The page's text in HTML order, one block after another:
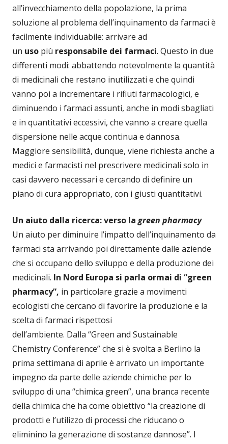
all’invecchiamento della popolazione, la prima
soluzione al problema dell’inquinamento da farmaci è
facilmente individuabile: arrivare ad
un uso più responsabile dei farmaci. Questo in due
differenti modi: abbattendo notevolmente la quantità
di medicinali che restano inutilizzati e che quindi
vanno poi a incrementare i rifiuti farmacologici, e
diminuendo i farmaci assunti, anche in modi sbagliati
e in quantitativi eccessivi, che vanno a creare quella
dispersione nelle acque continua e dannosa.
Maggiore sensibilità, dunque, viene richiesta anche a
medici e farmacisti nel prescrivere medicinali solo in
casi davvero necessari e cercando di definire un
piano di cura appropriato, con i giusti quantitativi.
Un aiuto dalla ricerca: verso la green pharmacy
Un aiuto per diminuire l’impatto dell’inquinamento da
farmaci sta arrivando poi direttamente dalle aziende
che si occupano dello sviluppo e della produzione dei
medicinali. In Nord Europa si parla ormai di “green
pharmacy”, in particolare grazie a movimenti
ecologisti che cercano di favorire la produzione e la
scelta di farmaci rispettosi
dell’ambiente. Dalla “Green and Sustainable
Chemistry Conference” che si è svolta a Berlino la
prima settimana di aprile è arrivato un importante
impegno da parte delle aziende chimiche per lo
sviluppo di una “chimica green”, una branca recente
della chimica che ha come obiettivo “la creazione di
prodotti e l’utilizzo di processi che riducano o
eliminino la generazione di sostanze dannose”. I